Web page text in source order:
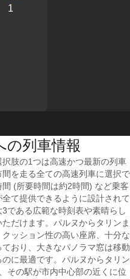
1
列車情報
肢の1つは高速かつ最新の列車
を走る全ての高速列車に選択で
(所要時間は約2時間) など乗客
て提供できるように設計されて
である広範な時刻表や素晴らし
だけます。パルヌからタリンま
ッション性の高い座席、十分な
おり、大きなパノラマ窓は移動
に最適です。パルヌからタリン
その駅が市内中心部の近くに位